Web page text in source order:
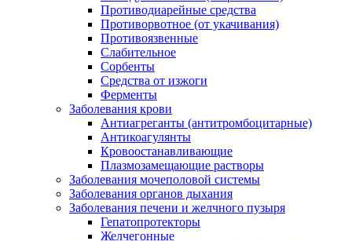
Противодиарейные средства
Противорвотное (от укачивания)
Противоязвенные
Слабительное
Сорбенты
Средства от изжоги
Ферменты
Заболевания крови
Антиагреганты (антитромбоцитарные)
Антикоагулянты
Кровоостанавливающие
Плазмозамещающие растворы
Заболевания мочеполовой системы
Заболевания органов дыхания
Заболевания печени и желчного пузыря
Гепатопротекторы
Желчегонные